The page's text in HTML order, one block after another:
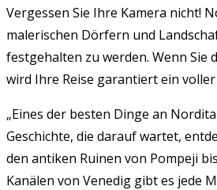
Vergessen Sie Ihre Kamera nicht!
malerischen Dörfern und
festgehalten zu werden. Wenn Sie
wird Ihre Reise garantiert ein
„Eines der besten Dinge an
Geschichte, die darauf wartet,
den antiken Ruinen von Pompeji
Kanälen von Venedig gibt es jede